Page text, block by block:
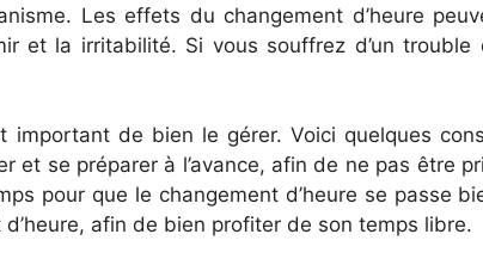
Les effets du changement d’heure
la irritabilité. Si vous souffrez d’un
de bien le gérer. Voici quelques
et se préparer à l’avance, afin de ne pas être
pour que le changement d’heure se passe
afin de bien profiter de son temps libre.